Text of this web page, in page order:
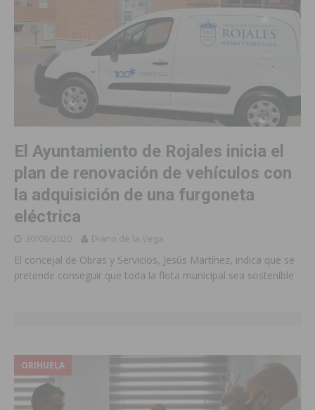
El Ayuntamiento de Rojales inicia el
plan de renovación de vehículos con
la adquisición de una furgoneta
eléctrica
30/09/2020 Diario de la Vega
El concejal de Obras y Servicios, Jesús Martínez, indica que se
pretende conseguir que toda la flota municipal sea sostenible
ORIHUELA